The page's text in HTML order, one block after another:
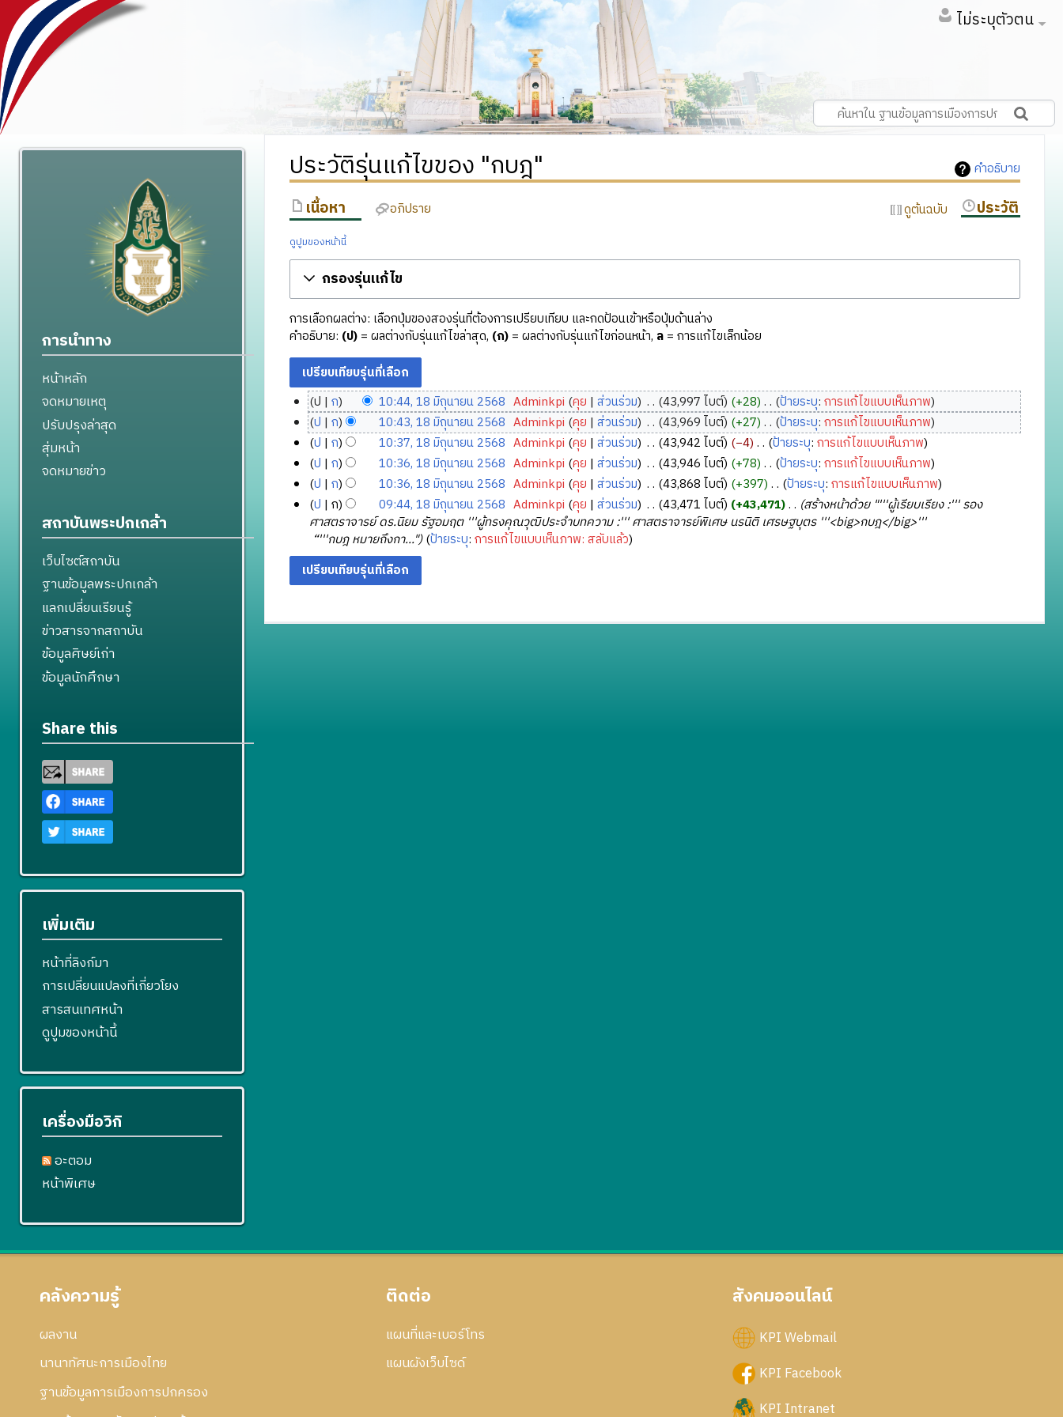
ไม่ระบุตัวตน
คำอธิบาย
ประวัติรุ่นแก้ไขของ "กบฎ"
เนื้อหา อภิปราย ดูต้นฉบับ ประวัติ
ดูปูมของหน้านี้
กรองรุ่นแก้ไข
การเลือกผลต่าง: เลือกปุ่มของสองรุ่นที่ต้องการเปรียบเทียบ และกดป้อนเข้าหรือปุ่มด้านล่าง
คำอธิบาย: (ป)= ผลต่างกับรุ่นแก้ไขล่าสุด, (ก)= ผลต่างกับรุ่นแก้ไขก่อนหน้า, ล= การแก้ไขเล็กน้อย
1
8
มิ
ถุ
น
า
น
5
8
ป ก 10:44, 18 มิถุนายน 2568 Adminkpi คุย ส่วนร่วม ‎ 43,997 ไบต์ +28 ‎
ไ
ม่
มี
ค
ว
า
ม
ย่
อ
ก
แ
ป้ายระบุ:การแก้ไขแบบเห็นภาพ
ป ก 10:43, 18 มิถุนายน 2568 Adminkpi คุย ส่วนร่วม ‎ 43,969 ไบต์ +27 ‎
ไ
ม่
มี
ค
ว
า
ม
ย่
อ
ร
ป้ายระบุ:การแก้ไขแบบเห็นภาพ
ป ก 10:37, 18 มิถุนายน 2568 Adminkpi คุย ส่วนร่วม ‎ 43,942 ไบต์ −4 ‎
ไ
ม่
มี
ค
ว
ม
ย่
ป้ายระบุ:การแก้ไขแบบเห็นภาพ
ป ก 10:36, 18 มิถุนายน 2568 Adminkpi คุย ส่วนร่วม ‎ 43,946 ไบต์ +78 ‎
ไ
ม่
มี
ค
า
ม
อ
ป้ายระบุ:การแก้ไขแบบเห็นภาพ
ป ก 10:36, 18 มิถุนายน 2568 Adminkpi คุย ส่วนร่วม ‎ 43,868 ไบต์ +397 ‎
ไ
ม่
มี
ค
ว
า
ย่
ป้ายระบุ:การแก้ไขแบบเห็นภาพ
ป ก 09:44, 18 มิถุนายน 2568 Adminkpi คุย ส่วนร่วม ‎ 43,471 ไบต์ +43,471 ‎
สร้างหน้าด้วย "'''ผู้เรียบเรียง :''' รอง
ศาสตราจารย์ ดร.นิยม รัฐอมฤต '''ผู้ทรงคุณวุฒิประจำบทความ :''' ศาสตราจารย์พิเศษ นรนิติ เศรษฐบุตร '''<big>กบฎ</big>'''
“'''กบฎ หมายถึงกา..." ป้ายระบุ:การแก้ไขแบบเห็นภาพ: สลับแล้ว
การนำทาง
หน้าหลัก
จดหมายเหตุ
ปรับปรุงล่าสุด
สุ่มหน้า
จดหมายข่าว
สถาบันพระปกเกล้า
เว็บไซต์สถาบัน
ฐานข้อมูลพระปกเกล้า
แลกเปลี่ยนเรียนรู้
ข่าวสารจากสถาบัน
ข้อมูลศิษย์เก่า
ข้อมูลนักศึกษา
Share this
เพิ่มเติม
หน้าที่ลิงก์มา
การเปลี่ยนแปลงที่เกี่ยวโยง
สารสนเทศหน้า
ดูปูมของหน้านี้
เครื่องมือวิกิ
อะตอม
หน้าพิเศษ
คลังความรู้
ผลงาน
นานาทัศนะการเมืองไทย
ฐานข้อมูลการเมืองการปกครอง
ติดต่อ
แผนที่และเบอร์โทร
แผนผังเว็บไซด์
สังคมออนไลน์
KPI Webmail
KPI Facebook
KPI Intranet